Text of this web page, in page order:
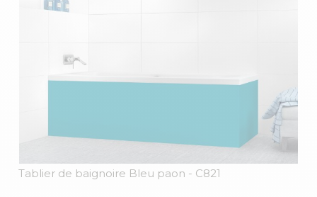
Tablier de baignoire Bleu paon - C821